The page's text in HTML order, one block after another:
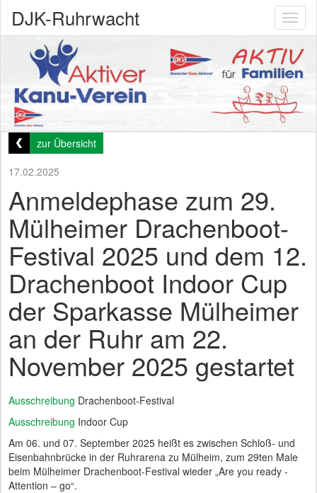
DJK-Ruhrwacht
zur Übersicht
17.02.2025
Anmeldephase zum 29.
Mülheimer Drachenboot-
Festival 2025 und dem 12.
Drachenboot Indoor Cup
der Sparkasse Mülheimer
an der Ruhr am 22.
November 2025 gestartet
Ausschreibung Drachenboot-Festival
Ausschreibung Indoor Cup
Am 06. und 07. September 2025 heißt es zwischen Schloß- und
Eisenbahnbrücke in der Ruhrarena zu Mülheim, zum 29ten Male
beim Mülheimer Drachenboot-Festival wieder „Are you ready -
Attention – go“.